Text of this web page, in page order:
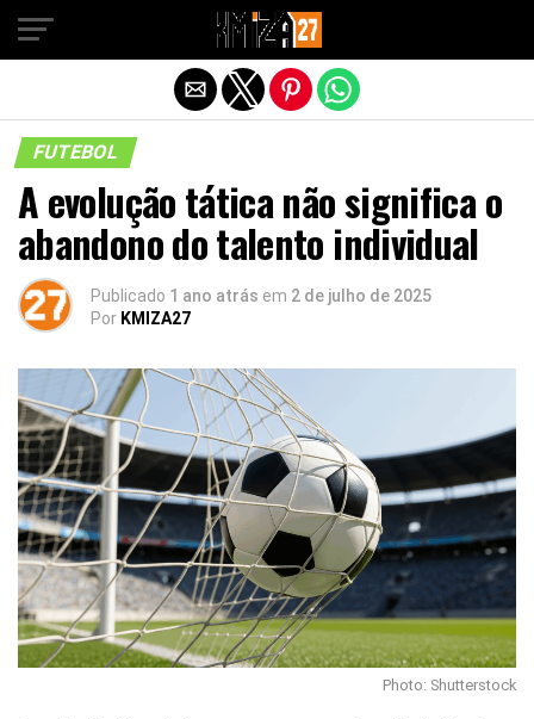
FUTEBOL
A evolução tática não significa o
abandono do talento individual
Publicado 1 ano atrás em 2 de julho de 2025
Por KMIZA27
Photo: Shutterstock
Sair da versão mobile